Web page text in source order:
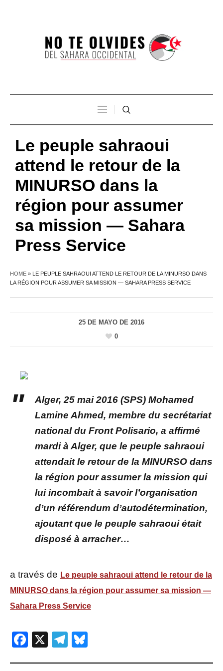
Le peuple sahraoui
attend le retour de la
MINURSO dans la
région pour assumer
sa mission — Sahara
Press Service
HOME » LE PEUPLE SAHRAOUI ATTEND LE RETOUR DE LA MINURSO DANS
LA RÉGION POUR ASSUMER SA MISSION — SAHARA PRESS SERVICE
25 DE MAYO DE 2016
0
Alger, 25 mai 2016 (SPS) Mohamed
Lamine Ahmed, membre du secrétariat
national du Front Polisario, a affirmé
mardi à Alger, que le peuple sahraoui
attendait le retour de la MINURSO dans
la région pour assumer la mission qui
lui incombait à savoir l’organisation
d’un référendum d’autodétermination,
ajoutant que le peuple sahraoui était
disposé à arracher…
a través de Le peuple sahraoui attend le retour de la
MINURSO dans la région pour assumer sa mission —
Sahara Press Service
Facebook
X Telegram